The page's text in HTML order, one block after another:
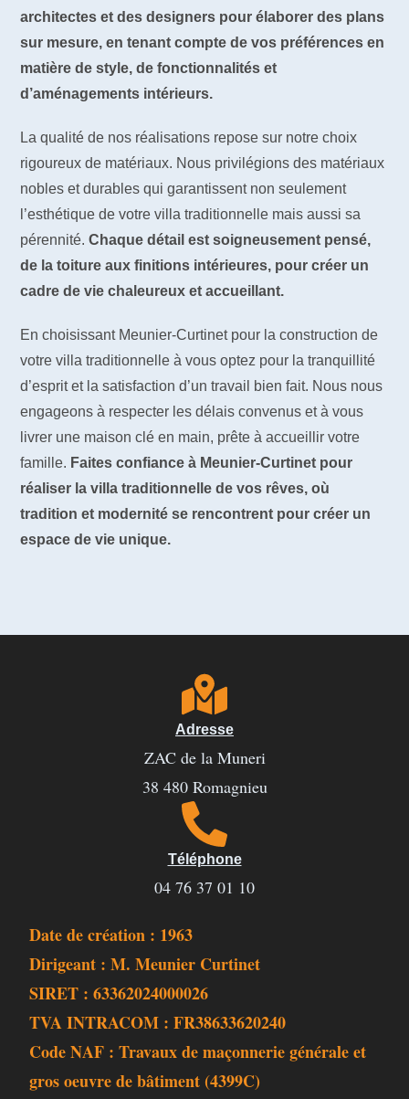
architectes et des designers pour élaborer des plans
sur mesure, en tenant compte de vos préférences en
matière de style, de fonctionnalités et
d’aménagements intérieurs.
La qualité de nos réalisations repose sur notre choix
rigoureux de matériaux. Nous privilégions des matériaux
nobles et durables qui garantissent non seulement
l’esthétique de votre villa traditionnelle mais aussi sa
pérennité.Chaque détail est soigneusement pensé,
de la toiture aux finitions intérieures, pour créer un
cadre de vie chaleureux et accueillant.
En choisissant Meunier-Curtinet pour la construction de
votre villa traditionnelle à vous optez pour la tranquillité
d’esprit et la satisfaction d’un travail bien fait. Nous nous
engageons à respecter les délais convenus et à vous
livrer une maison clé en main, prête à accueillir votre
famille. Faites confiance à Meunier-Curtinet pour
réaliser la villa traditionnelle de vos rêves, où
tradition et modernité se rencontrent pour créer un
espace de vie unique.
Adresse
ZAC de la Muneri
38 480 Romagnieu
Téléphone
04 76 37 01 10
Date de création : 1963
Dirigeant : M. Meunier Curtinet
SIRET : 63362024000026
TVA INTRACOM : FR38633620240
Code NAF : Travaux de maçonnerie générale et
gros oeuvre de bâtiment (4399C)